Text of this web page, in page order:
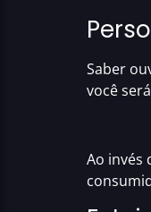
Saber
você
Ao invés